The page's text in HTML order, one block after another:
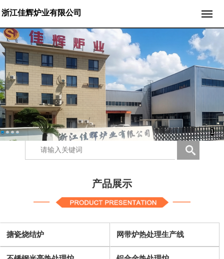
浙江佳辉炉业有限公司
1
产品展示
搪瓷烧结炉 网带炉热处理生产线